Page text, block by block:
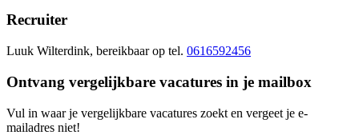
Recruiter
Luuk Wilterdink, bereikbaar op tel. 0616592456
Ontvang vergelijkbare vacatures in je mailbox
Vul in waar je vergelijkbare vacatures zoekt en vergeet je e-
mailadres niet!